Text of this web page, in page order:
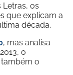
os
que explicam a
década.
, mas analisa
o
o